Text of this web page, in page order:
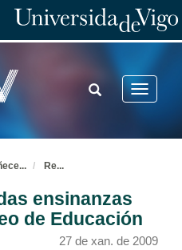
Toggle
TOGGLE
SEARCH
... Re...
ensinanzas
de Educación
27 de xan. de 2009